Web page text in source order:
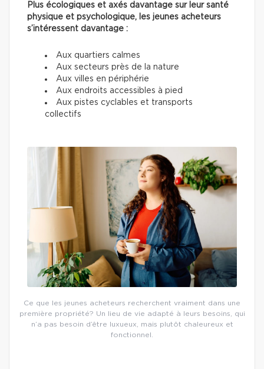
Plus écologiques et axés davantage sur leur santé
physique et psychologique, les jeunes acheteurs
s’intéressent davantage :
Aux quartiers calmes
Aux secteurs près de la nature
Aux villes en périphérie
Aux endroits accessibles à pied
Aux pistes cyclables et transports
collectifs
Ce que les jeunes acheteurs recherchent vraiment dans une
première propriété? Un lieu de vie adapté à leurs besoins, qui
n’a pas besoin d’être luxueux, mais plutôt chaleureux et
fonctionnel.